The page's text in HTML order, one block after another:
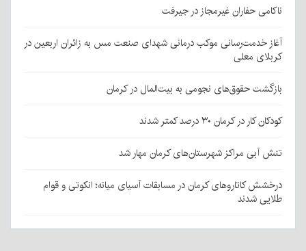
ناکامی حفاران غیرمجاز در جیرفت
آغاز خدمت‌رسانی موکب درمانی شهدای صنعت مس به زائران اربعین در
کربلای معلی
بازگشت حقوق‌های نجومی به بیت‌المال در کرمان
کودکان کار در کرمان ۳۰ درصد کمتر شدند
تنش آبی مراکز شهرستان‌های کرمان مهار شد
درخشش کاتاروهای کرمان در مسابقات آسیای میانه؛ انکوتی و قوام
طلایی شدند